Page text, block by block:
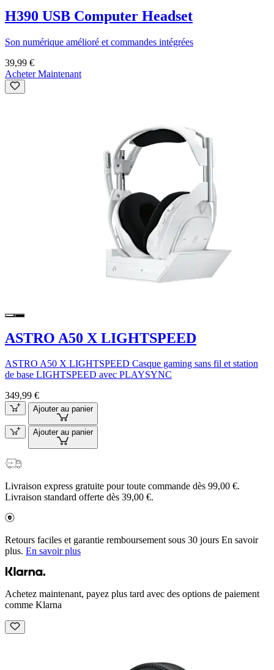
H390 USB Computer Headset
Son numérique amélioré et commandes intégrées
39,99 €
Acheter Maintenant
ASTRO A50 X LIGHTSPEED
ASTRO A50 X LIGHTSPEED Casque gaming sans fil et station
de base LIGHTSPEED avec PLAYSYNC
349,99 €
Ajouter au panier
Ajouter au panier
Livraison express gratuite pour toute commande dès 99,00 €.
Livraison standard offerte dès 39,00 €.
Retours faciles et garantie remboursement sous 30 jours En savoir
plus. En savoir plus
Achetez maintenant, payez plus tard avec des options de paiement
comme Klarna